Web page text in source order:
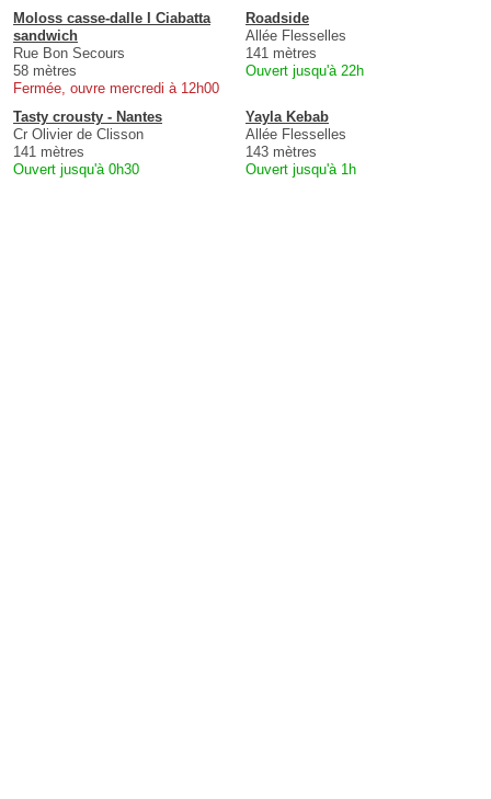
Moloss casse-dalle I Ciabatta
sandwich
Rue Bon Secours
58 mètres
Fermée, ouvre mercredi à 12h00
Roadside
Allée Flesselles
141 mètres
Ouvert jusqu'à 22h
Tasty crousty - Nantes
Cr Olivier de Clisson
141 mètres
Ouvert jusqu'à 0h30
Yayla Kebab
Allée Flesselles
143 mètres
Ouvert jusqu'à 1h